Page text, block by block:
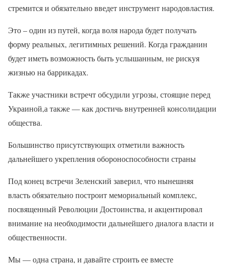
стремится и обязательно введет инструмент народовластия.
Это – один из путей, когда воля народа будет получать
форму реальных, легитимных решений. Когда гражданин
будет иметь возможность быть услышанным, не рискуя
жизнью на баррикадах.
Также участники встречт обсудили угрозы, стоящие перед
Украиной,а также — как достичь внутренней консолидации
общества.
Большинство присутствующих отметили важность
дальнейшего укрепления обороноспособности страны
Под конец встречи Зеленский заверил, что нынешняя
власть обязательно построит мемориальный комплекс,
посвященный Революции Достоинства, и акцентировал
внимание на необходимости дальнейшего диалога власти и
общественности.
Мы — одна страна, и давайте строить ее вместе